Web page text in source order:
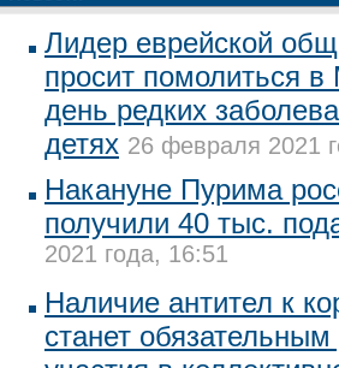
Лидер еврейской
просит помолиться
день редких
детях 26 февраля 2021
Накануне Пурима
получили 40 тыс.
2021 года, 16:51
Наличие антител к
станет